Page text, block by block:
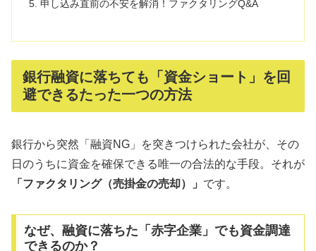
申し込み直前の不安を解消！ファクタリングQ&A
銀行融資に落ちても「資金ショート」を回
避できるたった一つの方法
銀行から突然「融資NG」を突きつけられた会社が、その
日のうちに資金を確保できる唯一の合法的な手段。それが
「ファクタリング（売掛金の売却）」 です。
なぜ、融資に落ちた「赤字企業」でも資金調達
できるのか？